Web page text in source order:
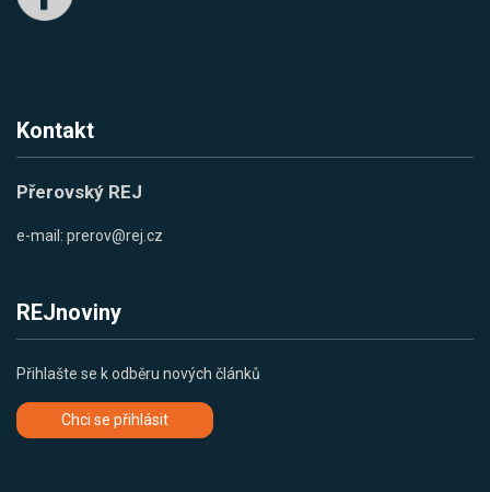
Kontakt
Přerovský REJ
e-mail: prerov@rej.cz
REJnoviny
Přihlašte se k odběru nových článků
Chci se přihlásit